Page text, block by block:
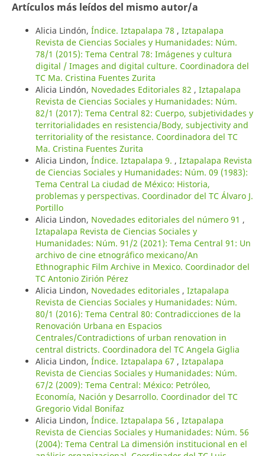
Artículos más leídos del mismo autor/a
Alicia Lindón, Índice. Iztapalapa 78 , Iztapalapa
Revista de Ciencias Sociales y Humanidades: Núm.
78/1 (2015): Tema Central 78: Imágenes y cultura
digital / Images and digital culture. Coordinadora del
TC Ma. Cristina Fuentes Zurita
Alicia Lindón, Novedades Editoriales 82 , Iztapalapa
Revista de Ciencias Sociales y Humanidades: Núm.
82/1 (2017): Tema Central 82: Cuerpo, subjetividades y
territorialidades en resistencia/Body, subjectivity and
territoriality of the resistance. Coordinadora del TC
Ma. Cristina Fuentes Zurita
Alicia Lindon, Índice. Iztapalapa 9. , Iztapalapa Revista
de Ciencias Sociales y Humanidades: Núm. 09 (1983):
Tema Central La ciudad de México: Historia,
problemas y perspectivas. Coordinador del TC Álvaro J.
Portillo
Alicia Lindon, Novedades editoriales del número 91 ,
Iztapalapa Revista de Ciencias Sociales y
Humanidades: Núm. 91/2 (2021): Tema Central 91: Un
archivo de cine etnográfico mexicano/An
Ethnographic Film Archive in Mexico. Coordinador del
TC Antonio Zirión Pérez
Alicia Lindon, Novedades editoriales , Iztapalapa
Revista de Ciencias Sociales y Humanidades: Núm.
80/1 (2016): Tema Central 80: Contradicciones de la
Renovación Urbana en Espacios
Centrales/Contradictions of urban renovation in
central districts. Coordinadora del TC Angela Giglia
Alicia Lindon, Índice. Iztapalapa 67 , Iztapalapa
Revista de Ciencias Sociales y Humanidades: Núm.
67/2 (2009): Tema Central: México: Petróleo,
Economía, Nación y Desarrollo. Coordinador del TC
Gregorio Vidal Bonifaz
Alicia Lindon, Índice. Iztapalapa 56 , Iztapalapa
Revista de Ciencias Sociales y Humanidades: Núm. 56
(2004): Tema Central La dimensión institucional en el